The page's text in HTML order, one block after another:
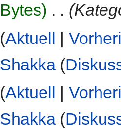
Bytes) . .
(Aktuell |
Shakka (
(Aktuell |
Shakka (